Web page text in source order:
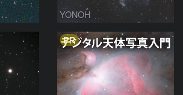
YONOH
PR